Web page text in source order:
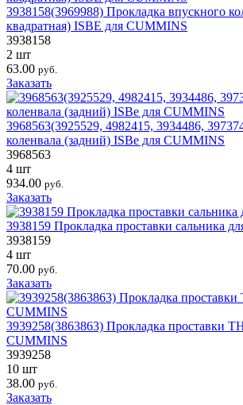
3938158(3969988) Прокладка впускного
квадратная) ISBE для CUMMINS
3938158
2 шт
63.00 руб.
Заказать
3968563(3925529, 4982415, 3934486,
коленвала (задний) ISBe для CUMMINS
3968563
4 шт
934.00 руб.
Заказать
3938159 Прокладка проставки сальника
3938159
4 шт
70.00 руб.
Заказать
3939258(3863863) Прокладка проставки
CUMMINS
3939258
10 шт
38.00 руб.
Заказать